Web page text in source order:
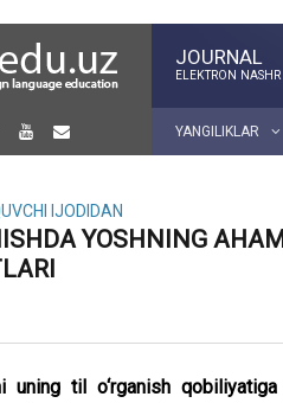
JOURNAL
ELEKTRON NASHR
YANGILIKLAR
IJODIDAN
YOSHNING
uning til o‘rganish